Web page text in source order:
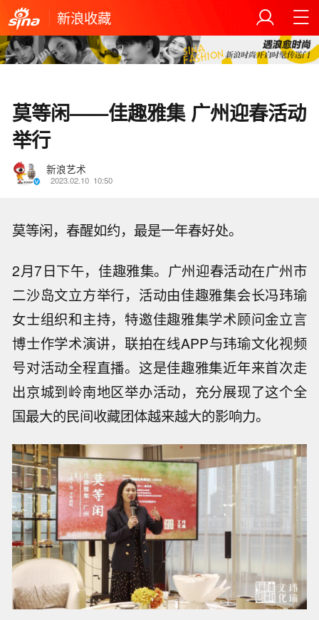
新浪收藏
莫等闲——佳趣雅集 广州迎春活动
举行
新浪艺术
2023.02.10 10:50
莫等闲，春醒如约，最是一年春好处。
2月7日下午，佳趣雅集。广州迎春活动在广州市
二沙岛文立方举行，活动由佳趣雅集会长冯玮瑜
女士组织和主持，特邀佳趣雅集学术顾问金立言
博士作学术演讲，联拍在线APP与玮瑜文化视频
号对活动全程直播。这是佳趣雅集近年来首次走
出京城到岭南地区举办活动，充分展现了这个全
国最大的民间收藏团体越来越大的影响力。